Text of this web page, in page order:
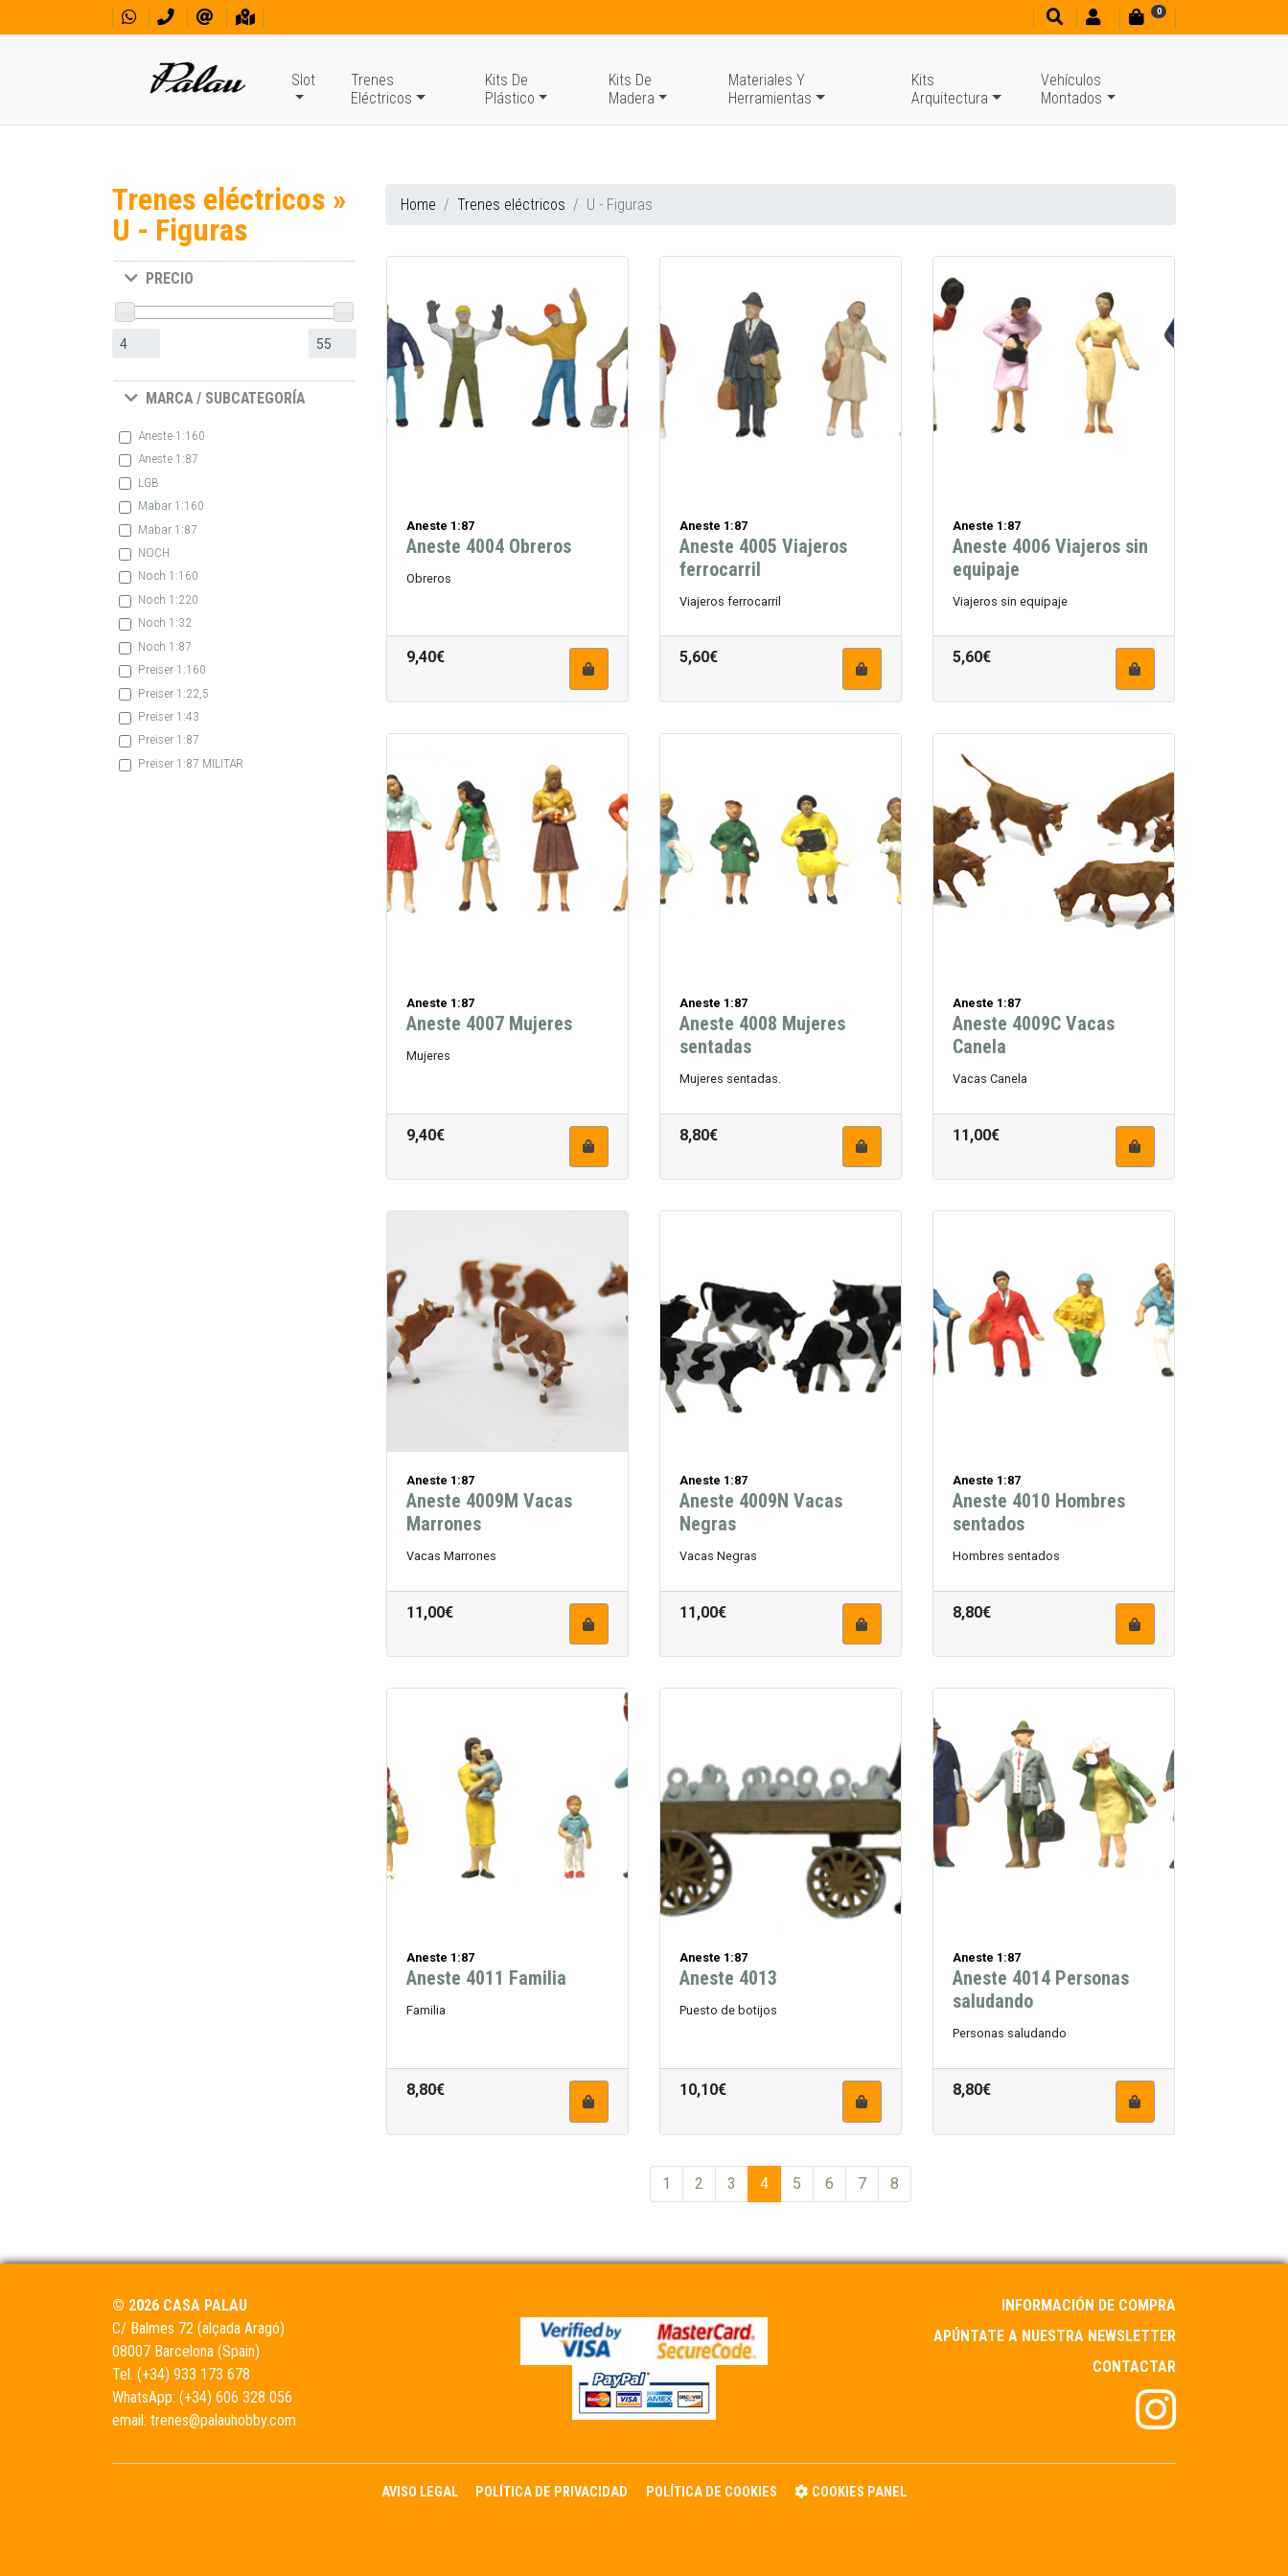
0
Slot
Trenes
Eléctricos
Kits De
Plástico
Kits De
Madera
Materiales Y
Herramientas
Kits
Arquitectura
Vehículos
Montados
Trenes eléctricos »
U - Figuras
PRECIO
MARCA / SUBCATEGORÍA
Aneste 1:160
Aneste 1:87
LGB
Mabar 1:160
Mabar 1:87
NOCH
Noch 1:160
Noch 1:220
Noch 1:32
Noch 1:87
Preiser 1:160
Preiser 1:22,5
Preiser 1:43
Preiser 1:87
Preiser 1:87 MILITAR
Home Trenes eléctricos U - Figuras
Aneste 1:87
Aneste 4004 Obreros
Obreros
9,40€
Aneste 1:87
Aneste 4005 Viajeros
ferrocarril
Viajeros ferrocarril
5,60€
Aneste 1:87
Aneste 4006 Viajeros sin
equipaje
Viajeros sin equipaje
5,60€
Aneste 1:87
Aneste 4007 Mujeres
Mujeres
9,40€
Aneste 1:87
Aneste 4008 Mujeres
sentadas
Mujeres sentadas.
8,80€
Aneste 1:87
Aneste 4009C Vacas
Canela
Vacas Canela
11,00€
Aneste 1:87
Aneste 4009M Vacas
Marrones
Vacas Marrones
11,00€
Aneste 1:87
Aneste 4009N Vacas
Negras
Vacas Negras
11,00€
Aneste 1:87
Aneste 4010 Hombres
sentados
Hombres sentados
8,80€
Aneste 1:87
Aneste 4011 Familia
Familia
8,80€
Aneste 1:87
Aneste 4013
Puesto de botijos
10,10€
Aneste 1:87
Aneste 4014 Personas
saludando
Personas saludando
8,80€
1 2 3 4 5 6 7 8
© 2026 CASA PALAU
C/ Balmes 72 (alçada Aragó)
08007 Barcelona (Spain)
Tel. (+34) 933 173 678
WhatsApp: (+34) 606 328 056
email: trenes@palauhobby.com
INFORMACIÓN DE COMPRA
APÚNTATE A NUESTRA NEWSLETTER
CONTACTAR
AVISO LEGAL POLÍTICA DE PRIVACIDAD POLÍTICA DE COOKIES COOKIES PANEL